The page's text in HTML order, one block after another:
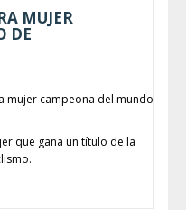
MUJER
DE
mujer campeona del mundo
que gana un título de la